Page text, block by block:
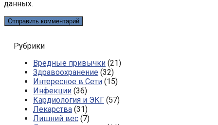
данных.
Рубрики
Вредные привычки (21)
Здравоохранение (32)
Интересное в Сети (15)
Инфекции (36)
Кардиология и ЭКГ (57)
Лекарства (31)
Лишний вес (7)